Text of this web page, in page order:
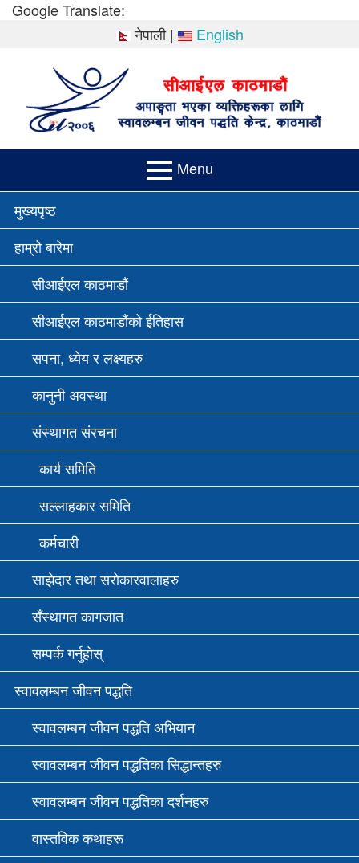
SkipGoogle Translate:
नेपाली| English
Menu
PRIMARY
MENU
मुख्यपृष्ठ
हाम्रो बारेमा
सीआईएल काठमाडौं
सीआईएल काठमाडौंको ईतिहास
सपना, ध्येय र लक्ष्यहरु
कानुनी अवस्था
संस्थागत संरचना
कार्य समिति
सल्लाहकार समिति
कर्मचारी
साझेदार तथा सरोकारवालाहरु
सँस्थागत कागजात
सम्पर्क गर्नुहोस्
स्वावलम्बन जीवन पद्धति
स्वावलम्बन जीवन पद्धति अभियान
स्वावलम्बन जीवन पद्धतिका सिद्धान्तहरु
स्वावलम्बन जीवन पद्धतिका दर्शनहरु
वास्तविक कथाहरू